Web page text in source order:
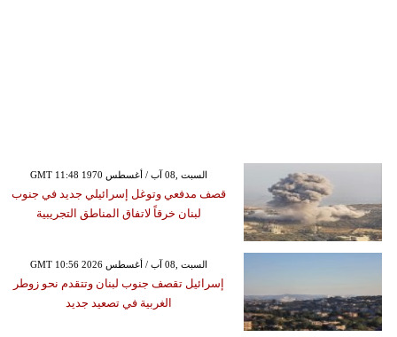
GMT 11:48 1970 السبت ,08 آب / أغسطس
قصف مدفعي وتوغل إسرائيلي جديد في جنوب
لبنان خرقاً لاتفاق المناطق التجريبية
GMT 10:56 2026 السبت ,08 آب / أغسطس
إسرائيل تقصف جنوب لبنان وتتقدم نحو زوطر
الغربية في تصعيد جديد